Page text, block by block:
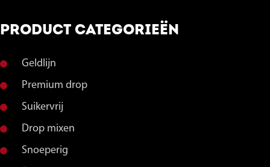
PRODUCT CATEGORIEËN
Geldlijn
Premium drop
Suikervrij
Drop mixen
Snoeperig